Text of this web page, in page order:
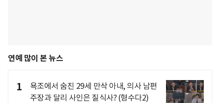
연예 많이 본 뉴스
1
욕조에서 숨진 29세 만삭 아내, 의사 남편
주장과 달리 사인은 질식사? (형수다2)